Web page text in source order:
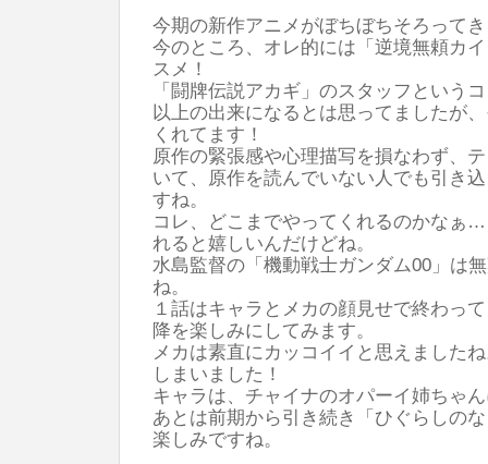
今期の新作アニメがぼちぼちそろって
今のところ、オレ的には「逆境無頼カ
スメ！
「闘牌伝説アカギ」のスタッフという
以上の出来になるとは思ってましたが
くれてます！
原作の緊張感や心理描写を損なわず、
いて、原作を読んでいない人でも引き
すね。
コレ、どこまでやってくれるのかなぁ
れると嬉しいんだけどね。
水島監督の「機動戦士ガンダム00」は
ね。
１話はキャラとメカの顔見せで終わっ
降を楽しみにしてみます。
メカは素直にカッコイイと思えました
しまいました！
キャラは、チャイナのオパーイ姉ちゃ
あとは前期から引き続き「ひぐらしの
楽しみですね。